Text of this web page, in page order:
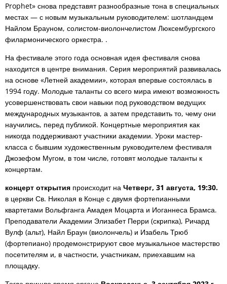
Prophet» снова представят разнообразные тона в специальных
местах — с новым музыкальным руководителем: шотландцем
Найлом Брауном, солистом-виолончелистом Люксембургского
филармонического оркестра. .
На фестивале этого года основная идея фестиваля снова
находится в центре внимания. Серия мероприятий развивалась
на основе «Летней академии», которая впервые состоялась в
1994 году. Молодые таланты со всего мира имеют возможность
усовершенствовать свои навыки под руководством ведущих
международных музыкантов, а затем представить то, чему они
научились, перед публикой. Концертные мероприятия как
никогда поддерживают участники академии. Уроки мастер-
класса с бывшим художественным руководителем фестиваля
Джозефом Мугом, в том числе, готовят молодые таланты к
концертам.
концерт открытия происходит на Четверг, 31 августа, 19:30.
в церкви Св. Николая в Конце с двумя фортепианными
квартетами Вольфганга Амадея Моцарта и Иоганнеса Брамса.
Преподаватели Академии Элизабет Перри (скрипка), Ричард
Вулф (альт), Найл Браун (виолончель) и Изабель Трюб
(фортепиано) продемонстрируют свое музыкальное мастерство
посетителям и, в частности, участникам, приехавшим на
площадку.